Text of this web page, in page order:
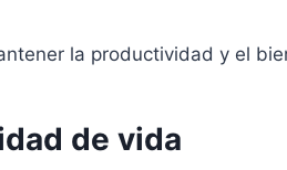
la productividad y el
de vida